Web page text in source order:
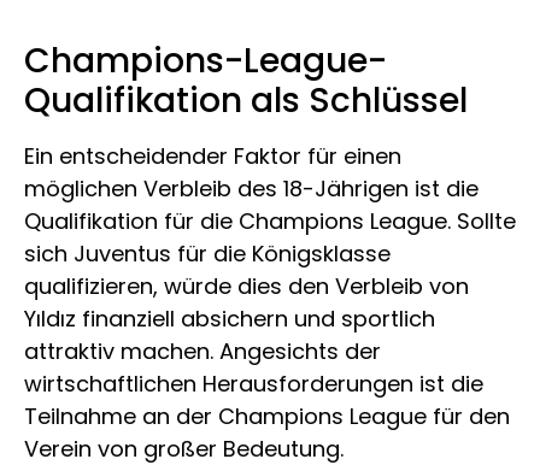
Champions-League-
Qualifikation als Schlüssel
Ein entscheidender Faktor für einen
möglichen Verbleib des 18-Jährigen ist die
Qualifikation für die Champions League. Sollte
sich Juventus für die Königsklasse
qualifizieren, würde dies den Verbleib von
Yıldız finanziell absichern und sportlich
attraktiv machen. Angesichts der
wirtschaftlichen Herausforderungen ist die
Teilnahme an der Champions League für den
Verein von großer Bedeutung.